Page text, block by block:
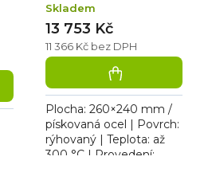
Skladem
11 366 Kč bez DPH
13 753 Kč
Plocha: 260×240 mm /
pískovaná ocel | Povrch:
rýhovaný | Teplota: až
300 °C | Provedení: